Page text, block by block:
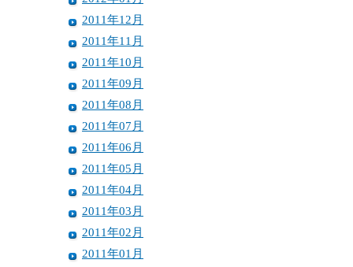
2011年12月
2011年11月
2011年10月
2011年09月
2011年08月
2011年07月
2011年06月
2011年05月
2011年04月
2011年03月
2011年02月
2011年01月